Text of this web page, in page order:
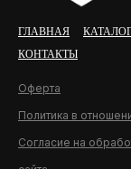
ГЛАВНАЯ
КОНТАКТЫ
Оферта
Политика в
Согласие на